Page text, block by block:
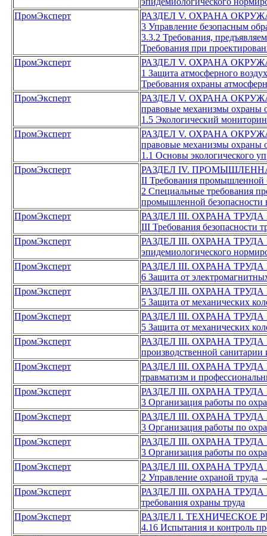
ПромЭксперт
РАЗДЕЛ V. ОХРАНА
3 Управление безопасным
3.3.2 Требования,
Требования при
ПромЭксперт
РАЗДЕЛ V. ОХРАНА
1 Защита атмосферного
Требования охраны
ПромЭксперт
РАЗДЕЛ V. ОХРАНА
правовые механизмы охраны
1.5 Экологический
ПромЭксперт
РАЗДЕЛ V. ОХРАНА
правовые механизмы охраны
1.1 Основы экологического
ПромЭксперт
РАЗДЕЛ IV.
II Требования промышленной
2 Специальные требования
промышленной
ПромЭксперт
РАЗДЕЛ III. ОХРАНА
III Требования безопасности
ПромЭксперт
РАЗДЕЛ III. ОХРАНА
эпидемиологического
ПромЭксперт
РАЗДЕЛ III. ОХРАНА
6 Защита от
ПромЭксперт
РАЗДЕЛ III. ОХРАНА
5 Защита от механических
ПромЭксперт
РАЗДЕЛ III. ОХРАНА
5 Защита от механических
ПромЭксперт
РАЗДЕЛ III. ОХРАНА
производственной санитарии
ПромЭксперт
РАЗДЕЛ III. ОХРАНА
травматизм и
ПромЭксперт
РАЗДЕЛ III. ОХРАНА
3 Организация работы по
ПромЭксперт
РАЗДЕЛ III. ОХРАНА
3 Организация работы по
ПромЭксперт
РАЗДЕЛ III. ОХРАНА
3 Организация работы по
ПромЭксперт
РАЗДЕЛ III. ОХРАНА
2 Управление охраной труда
ПромЭксперт
РАЗДЕЛ III. ОХРАНА
требования охраны труда
ПромЭксперт
РАЗДЕЛ I. ТЕХНИЧЕСКОЕ
4.16 Испытания и контроль